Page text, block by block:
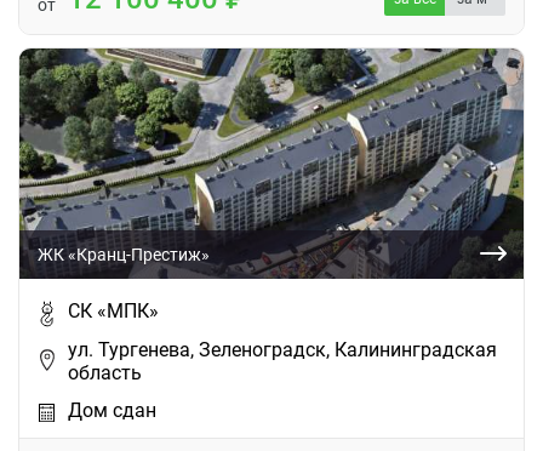
от
ЖК «Кранц-Престиж»
СК «МПК»
ул. Тургенева, Зеленоградск, Калининградская
область
Дом сдан